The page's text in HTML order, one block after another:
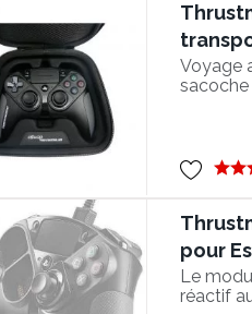
Voyage
pour
Le
réactif